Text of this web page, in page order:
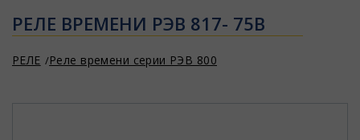
РЕЛЕ ВРЕМЕНИ РЭВ 817- 75В
РЕЛЕ Реле времени серии РЭВ 800